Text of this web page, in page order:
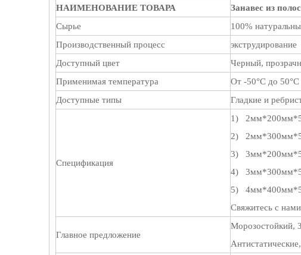
НАИМЕНОВАНИЕ ТОВАРА
Занавес из
Сырье
100%
Производственный процесс
экструдирование
Доступный цвет
Черный,
Применимая температура
От -50°С до 50°С
Доступные типы
Гладкие и
Спецификация
1)
2)
3)
4)
5)
Свяжитесь с
Главное предложение
Морозостойкий,